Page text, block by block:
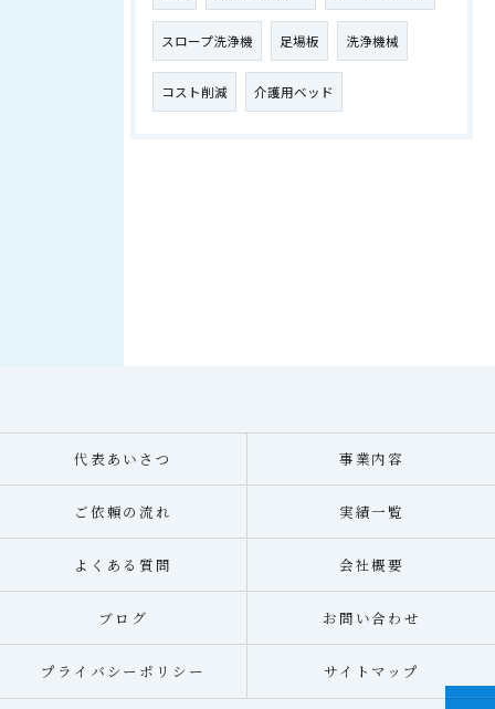
スロープ洗浄機 足場板 洗浄機械
コスト削減 介護用ベッド
代表あいさつ 事業内容
ご依頼の流れ 実績一覧
よくある質問 会社概要
ブログ お問い合わせ
プライバシーポリシー サイトマップ